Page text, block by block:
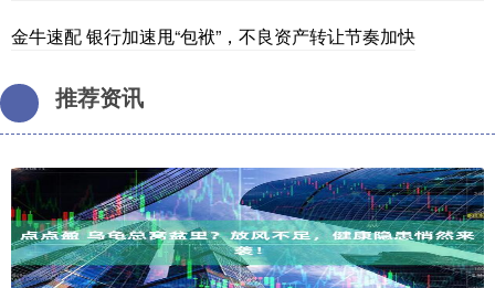
金牛速配 银行加速甩“包袱”，不良资产转让节奏加快
推荐资讯